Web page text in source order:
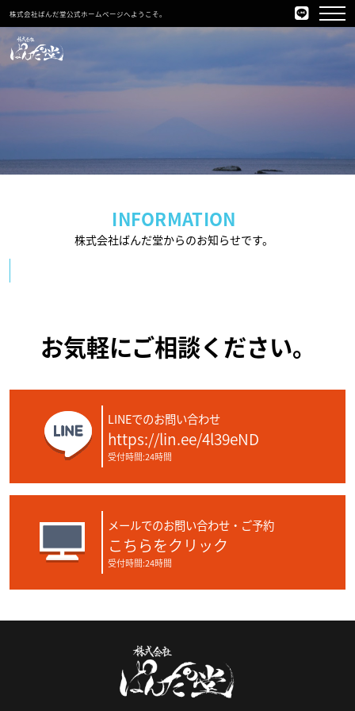
株式会社ぱんだ堂公式ホームページへようこそ。
INFORMATION
株式会社ばんだ堂からのお知らせです。
お気軽にご相談ください。
LINEでのお問い合わせ
https://lin.ee/4l39eND
受付時間:24時間
メールでのお問い合わせ・ご予約
こちらをクリック
受付時間:24時間